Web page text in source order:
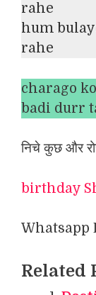
rahe
hum
rahe
charago
badi durr
निचे कुछ और
birthday
Whatsapp
Related